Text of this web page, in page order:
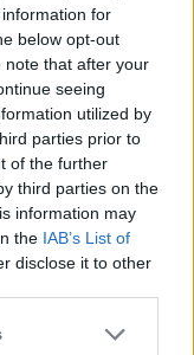
for
below opt-out
note that after your
seeing
utilized by
parties prior to
of the further
third parties on the
information may
the IAB’s List of
disclose it to other
για